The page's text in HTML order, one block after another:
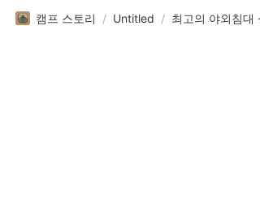
캠프 스토리 / Untitled /